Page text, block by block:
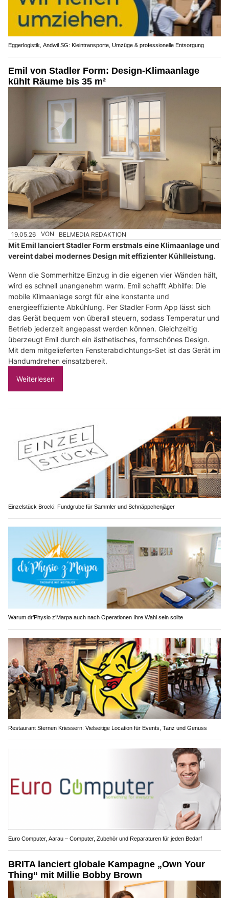
Eggerlogistik, Andwil SG: Kleintransporte, Umzüge & professionelle Entsorgung
Emil von Stadler Form: Design-Klimaanlage
kühlt Räume bis 35 m²
19.05.26 VON BELMEDIA REDAKTION
Mit Emil lanciert Stadler Form erstmals eine Klimaanlage und
vereint dabei modernes Design mit effizienter Kühlleistung.
Wenn die Sommerhitze Einzug in die eigenen vier Wänden hält,
wird es schnell unangenehm warm. Emil schafft Abhilfe: Die
mobile Klimaanlage sorgt für eine konstante und
energieeffiziente Abkühlung. Per Stadler Form App lässt sich
das Gerät bequem von überall steuern, sodass Temperatur und
Betrieb jederzeit angepasst werden können. Gleichzeitig
überzeugt Emil durch ein ästhetisches, formschönes Design.
Mit dem mitgelieferten Fensterabdichtungs-Set ist das Gerät im
Handumdrehen einsatzbereit.
Weiterlesen
Einzelstück Brocki: Fundgrube für Sammler und Schnäppchenjäger
Warum dr’Physio z’Marpa auch nach Operationen Ihre Wahl sein sollte
Restaurant Sternen Kriessern: Vielseitige Location für Events, Tanz und Genuss
Euro Computer, Aarau – Computer, Zubehör und Reparaturen für jeden Bedarf
BRITA lanciert globale Kampagne „Own Your
Thing“ mit Millie Bobby Brown